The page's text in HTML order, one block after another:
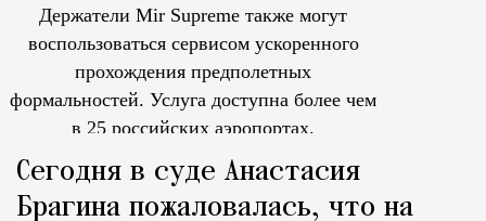
Держатели Mir Supreme также могут
воспользоваться сервисом ускоренного
прохождения предполетных
формальностей. Услуга доступна более чем
в 25 российских аэропортах.
Сегодня в суде Анастасия
Брагина пожаловалась, что на